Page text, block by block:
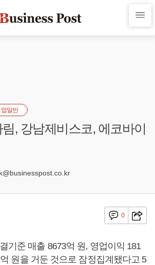
업일반
, 강남제비스코, 에코바이
0
기준 매출 8673억 원, 영업이익 181
원을 거둔 것으로 잠정집계됐다고 5